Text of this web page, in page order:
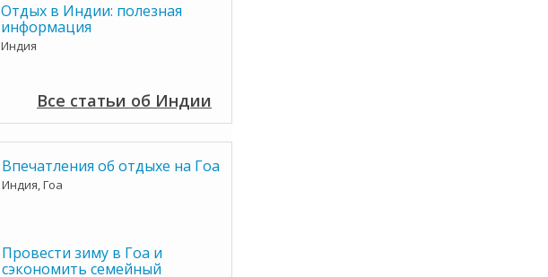
Отдых в Индии: полезная
информация
Индия
Все статьи об Индии
Впечатления об отдыхе на Гоа
Индия, Гоа
Провести зиму в Гоа и
сэкономить семейный